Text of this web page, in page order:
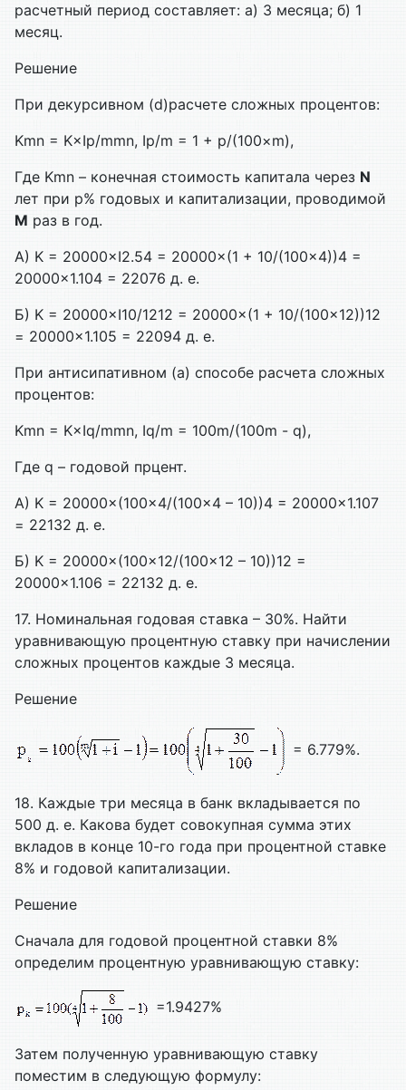
расчетный период составляет: а) 3 месяца; б) 1
месяц.
Решение
При декурсивном (d)расчете сложных процентов:
Kmn = K×Ip/mmn, Ip/m = 1 + p/(100×m),
Где Kmn – конечная стоимость капитала через N
лет при p% годовых и капитализации, проводимой
M раз в год.
А) K = 20000×I2.54 = 20000×(1 + 10/(100×4))4 =
20000×1.104 = 22076 д. е.
Б) K = 20000×I10/1212 = 20000×(1 + 10/(100×12))12
= 20000×1.105 = 22094 д. е.
При антисипативном (a) способе расчета сложных
процентов:
Kmn = K×Iq/mmn, Iq/m = 100m/(100m - q),
Где q – годовой прцент.
А) K = 20000×(100×4/(100×4 – 10))4 = 20000×1.107
= 22132 д. е.
Б) K = 20000×(100×12/(100×12 – 10))12 =
20000×1.106 = 22132 д. е.
17. Номинальная годовая ставка – 30%. Найти
уравнивающую процентную ставку при начислении
сложных процентов каждые 3 месяца.
Решение
= 6.779%.
18. Каждые три месяца в банк вкладывается по
500 д. е. Какова будет совокупная сумма этих
вкладов в конце 10-го года при процентной ставке
8% и годовой капитализации.
Решение
Сначала для годовой процентной ставки 8%
определим процентную уравнивающую ставку:
=1.9427%
Затем полученную уравнивающую ставку
поместим в следующую формулу: